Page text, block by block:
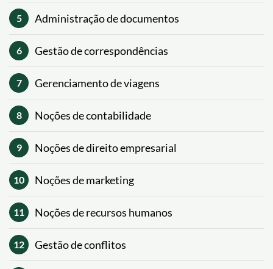
5 Administração de documentos
6 Gestão de correspondências
7 Gerenciamento de viagens
8 Noções de contabilidade
9 Noções de direito empresarial
10 Noções de marketing
11 Noções de recursos humanos
12 Gestão de conflitos